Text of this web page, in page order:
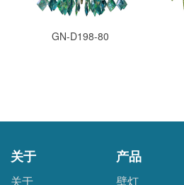
GN-D198-80
关于
关于
产品
壁灯